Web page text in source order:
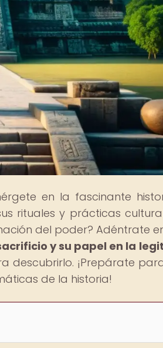
en la fascinante
rituales y prácticas
del poder? Adéntrate
y su papel en la
descubrirlo. ¡Prepárate
de la historia!